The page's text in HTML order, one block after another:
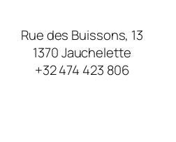
Rue des Buissons, 13
1370 Jauchelette
+32 474 423 806